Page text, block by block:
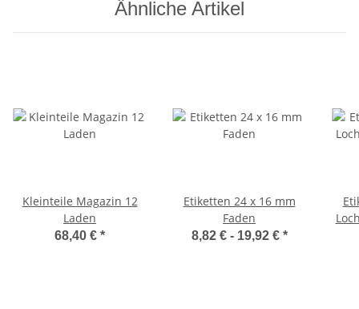
Ähnliche Artikel
Kleinteile Magazin 12
Laden
68,40 € *
Etiketten 24 x 16 mm
Faden
8,82 € - 19,92 € *